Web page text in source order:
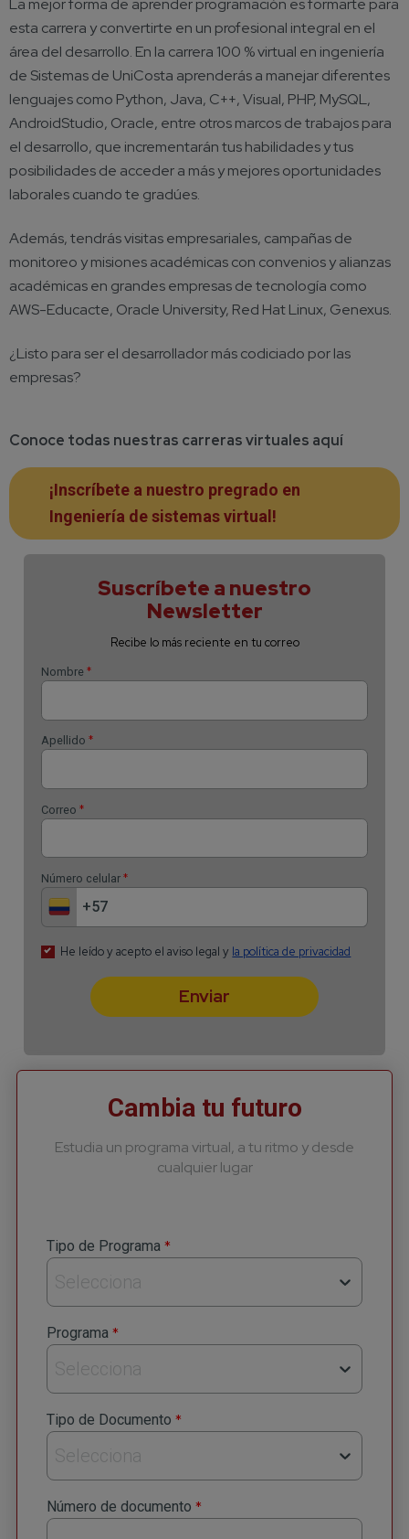
esta carrera y convertirte en un profesional integral en el
área del desarrollo. En la carrera 100 % virtual en ingeniería
de Sistemas de UniCosta aprenderás a manejar diferentes
lenguajes como Python, Java, C++, Visual, PHP, MySQL,
AndroidStudio, Oracle, entre otros marcos de trabajos para
el desarrollo, que incrementarán tus habilidades y tus
posibilidades de acceder a más y mejores oportunidades
laborales cuando te gradúes.
Además, tendrás visitas empresariales, campañas de
monitoreo y misiones académicas con convenios y alianzas
académicas en grandes empresas de tecnología como
AWS-Educacte, Oracle University, Red Hat Linux, Genexus.
¿Listo para ser el desarrollador más codiciado por las
empresas?
Conoce todas nuestras carreras virtuales aquí
¡Inscríbete a nuestro pregrado en
Ingeniería de sistemas virtual!
Cambia tu futuro
Estudia un programa virtual, a tu ritmo y desde
cualquier lugar
Tipo de Programa *
Selecciona
Programa *
Selecciona
Tipo de Documento *
Selecciona
Número de documento *